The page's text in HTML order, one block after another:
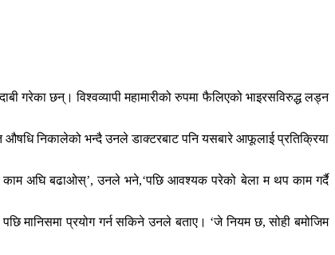
गरेका छन्। विश्वव्यापी महामारीको रुपमा फैलिएको भाइरसविरुद्ध लड्न
औषधि निकालेको भन्दै उनले डाक्टरबाट पनि यसबारे आफूलाई प्रतिक्रिया
काम अघि बढाओस्’, उनले भने,‘पछि आवश्यक परेको बेला म थप काम गर्दै
मानिसमा प्रयोग गर्न सकिने उनले बताए। ‘जे नियम छ, सोही बमोजिम